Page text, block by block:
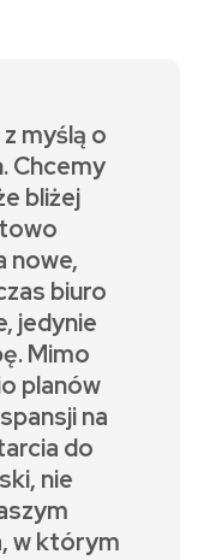
myślą o
Chcemy
bliżej
nowe,
biuro
jedynie
Mimo
planów
na
do
nie
w którym